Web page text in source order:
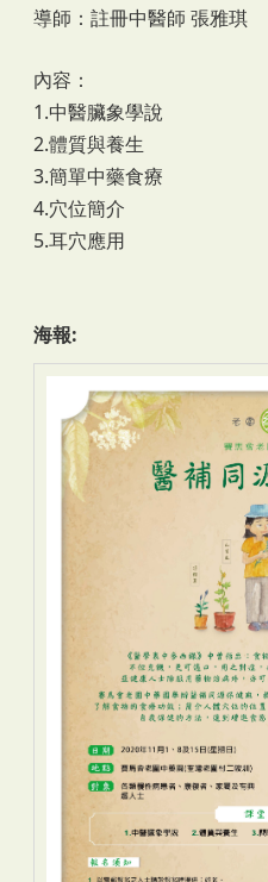
導師：註冊中醫師 張雅琪
內容：
1.中醫臟象學說
2.體質與養生
3.簡單中藥食療
4.穴位簡介
5.耳穴應用
海報: